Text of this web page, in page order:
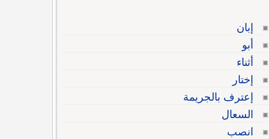
إبان
أبو
أثناء
إختار
إعترف بالجريمة
السعال
انصب